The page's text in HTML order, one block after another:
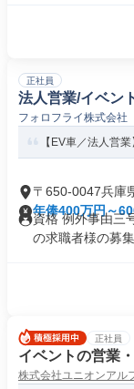
正社員
法人営業/イベン
フォロフライ株式会社
【EV車／法人営
〒650-0047兵庫
年俸400万円～
資格 例外事由三
の求職者様の募
正社員
イベントの営業
株式会社ユニオンアル